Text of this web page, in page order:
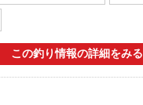
この釣り情報の詳細をみる